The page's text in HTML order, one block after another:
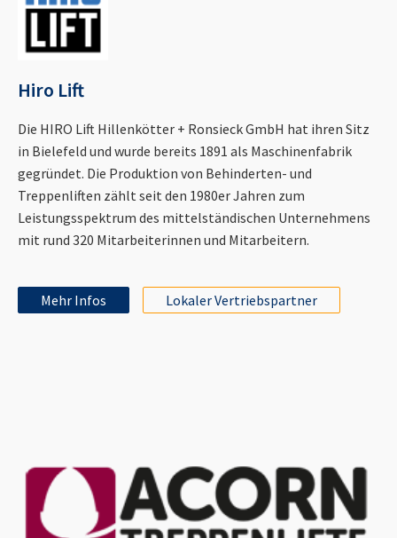
Hiro Lift
Die HIRO Lift Hillenkötter + Ronsieck GmbH hat ihren Sitz
in Bielefeld und wurde bereits 1891 als Maschinenfabrik
gegründet. Die Produktion von Behinderten- und
Treppenliften zählt seit den 1980er Jahren zum
Leistungsspektrum des mittelständischen Unternehmens
mit rund 320 Mitarbeiterinnen und Mitarbeitern.
Mehr Infos Lokaler Vertriebspartner